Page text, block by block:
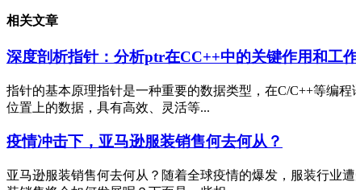
相关文章
深度剖析指针：分析ptr在CC++中的关键作用和工
指针的基本原理指针是一种重要的数据类型，在C/C++等编
位置上的数据，具有高效、灵活等...
疫情冲击下，亚马逊服装销售何去何从？
亚马逊服装销售何去何从？随着全球疫情的爆发，服装行业